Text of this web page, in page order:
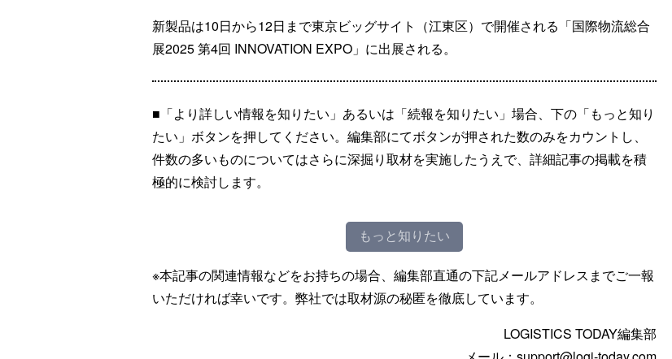
新製品は10日から12日まで東京ビッグサイト（江東区）で開催される「国際物流総合
展2025 第4回 INNOVATION EXPO」に出展される。
■「より詳しい情報を知りたい」あるいは「続報を知りたい」場合、下の「もっと知り
たい」ボタンを押してください。編集部にてボタンが押された数のみをカウントし、
件数の多いものについてはさらに深掘り取材を実施したうえで、詳細記事の掲載を積
極的に検討します。
もっと知りたい
※本記事の関連情報などをお持ちの場合、編集部直通の下記メールアドレスまでご一報
いただければ幸いです。弊社では取材源の秘匿を徹底しています。
LOGISTICS TODAY編集部